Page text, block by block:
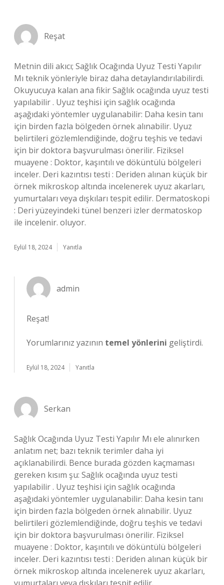
Reşat
Metnin dili akıcı; Sağlık Ocağında Uyuz Testi Yapılır
Mı teknik yönleriyle biraz daha detaylandırılabilirdi.
Okuyucuya kalan ana fikir Sağlık ocağında uyuz testi
yapılabilir . Uyuz teşhisi için sağlık ocağında
aşağıdaki yöntemler uygulanabilir: Daha kesin tanı
için birden fazla bölgeden örnek alınabilir. Uyuz
belirtileri gözlemlendiğinde, doğru teşhis ve tedavi
için bir doktora başvurulması önerilir. Fiziksel
muayene : Doktor, kaşıntılı ve döküntülü bölgeleri
inceler. Deri kazıntısı testi : Deriden alınan küçük bir
örnek mikroskop altında incelenerek uyuz akarları,
yumurtaları veya dışkıları tespit edilir. Dermatoskopi
: Deri yüzeyindeki tünel benzeri izler dermatoskop
ile incelenir. oluyor.
Eylül 18, 2024 Yanıtla
admin
Reşat!
Yorumlarınız yazının temel yönlerini geliştirdi.
Eylül 18, 2024 Yanıtla
Serkan
Sağlık Ocağında Uyuz Testi Yapılır Mı ele alınırken
anlatım net; bazı teknik terimler daha iyi
açıklanabilirdi. Bence burada gözden kaçmaması
gereken kısım şu: Sağlık ocağında uyuz testi
yapılabilir . Uyuz teşhisi için sağlık ocağında
aşağıdaki yöntemler uygulanabilir: Daha kesin tanı
için birden fazla bölgeden örnek alınabilir. Uyuz
belirtileri gözlemlendiğinde, doğru teşhis ve tedavi
için bir doktora başvurulması önerilir. Fiziksel
muayene : Doktor, kaşıntılı ve döküntülü bölgeleri
inceler. Deri kazıntısı testi : Deriden alınan küçük bir
örnek mikroskop altında incelenerek uyuz akarları,